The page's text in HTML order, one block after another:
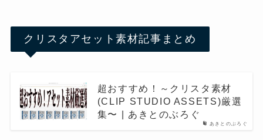
クリスタアセット素材記事まとめ
あきとのぶろぐ
超おすすめ！～クリスタ素材
(CLIP STUDIO ASSETS)厳選
集〜 | あきとのぶろぐ